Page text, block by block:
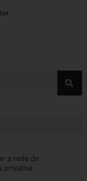
a rede de
privativa